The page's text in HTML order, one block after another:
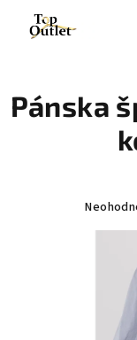
obsah
Pánska